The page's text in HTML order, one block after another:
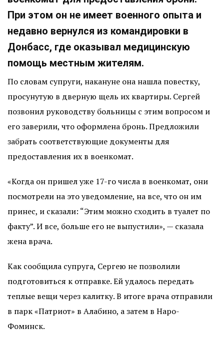
При этом он не имеет военного опыта и
недавно вернулся из командировки в
Донбасс, где оказывал медицинскую
помощь местным жителям.
По словам супруги, накануне она нашла повестку,
просунутую в дверную щель их квартиры. Сергей
позвонил руководству больницы с этим вопросом и
его заверили, что оформлена бронь. Предложили
забрать соответствующие документы для
предоставления их в военкомат.
«Когда он пришел уже 17-го числа в военкомат, они
посмотрели на это уведомление, на все, что он им
принес, и сказали: “Этим можно сходить в туалет по
факту”. И все, больше его не выпустили», — сказала
жена врача.
Как сообщила супруга, Сергею не позволили
подготовиться к отправке. Ей удалось передать
теплые вещи через калитку. В итоге врача отправили
в парк «Патриот» в Алабино, а затем в Наро-
Фоминск.